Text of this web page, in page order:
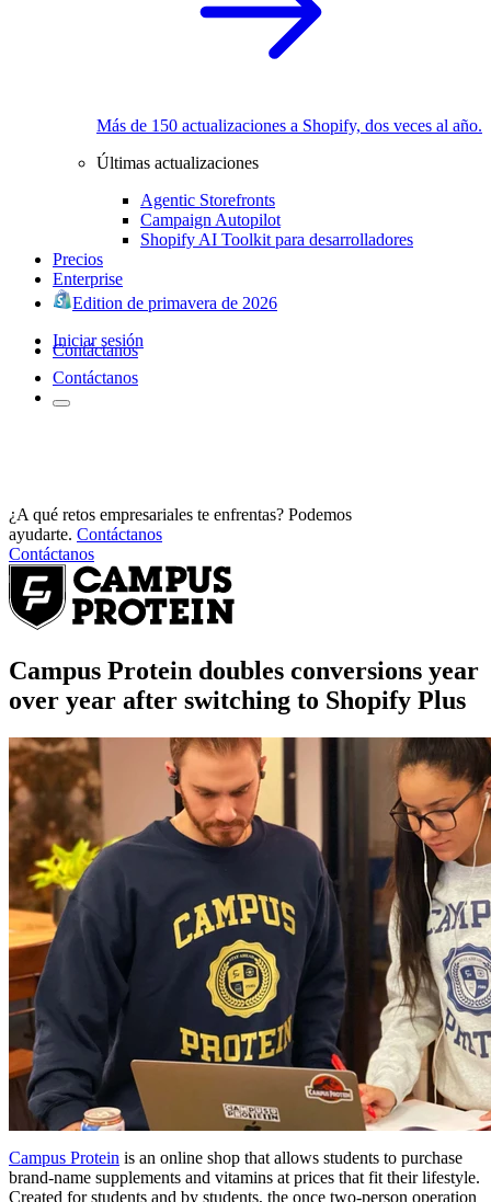
Más de 150 actualizaciones a Shopify, dos veces al año.
Últimas actualizaciones
Agentic Storefronts
Campaign Autopilot
Shopify AI Toolkit para desarrolladores
Precios
Enterprise
Edition de primavera de 2026
Iniciar sesión
Contáctanos
Contáctanos
¿A qué retos empresariales te enfrentas? Podemos
ayudarte. Contáctanos
Contáctanos
Campus Protein doubles conversions year
over year after switching to Shopify Plus
Campus Protein is an online shop that allows students to purchase
brand-name supplements and vitamins at prices that fit their lifestyle.
Created for students and by students, the once two-person operation